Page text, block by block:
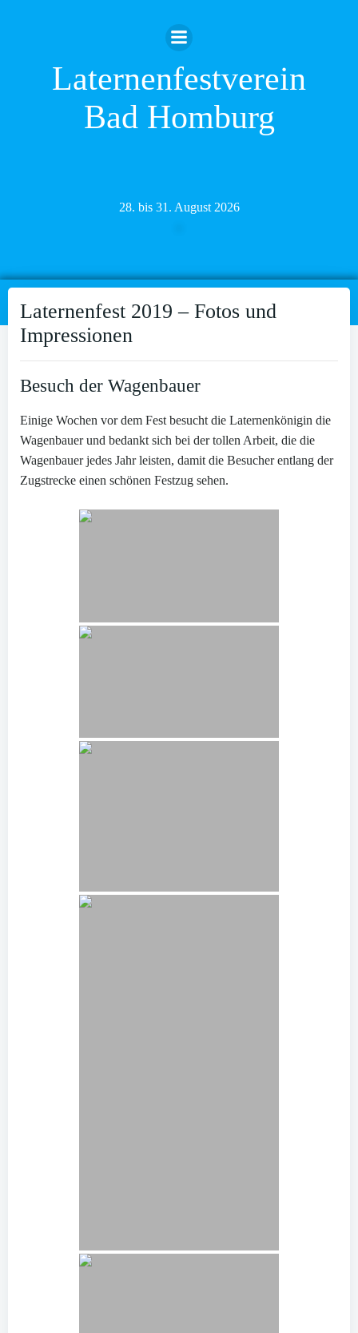
Inhalt
springen
Laternenfestverein
Bad Homburg
28. bis 31. August 2026
Laternenfest 2019 – Fotos und
Impressionen
Besuch der Wagenbauer
Einige Wochen vor dem Fest besucht die Laternenkönigin die
Wagenbauer und bedankt sich bei der tollen Arbeit, die die
Wagenbauer jedes Jahr leisten, damit die Besucher entlang der
Zugstrecke einen schönen Festzug sehen.